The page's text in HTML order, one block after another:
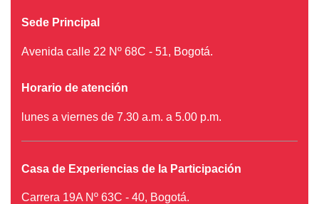
Sede Principal
Avenida calle 22 Nº 68C - 51, Bogotá.
Horario de atención
lunes a viernes de 7.30 a.m. a 5.00 p.m.
Casa de Experiencias de la Participación
Carrera 19A Nº 63C - 40, Bogotá.